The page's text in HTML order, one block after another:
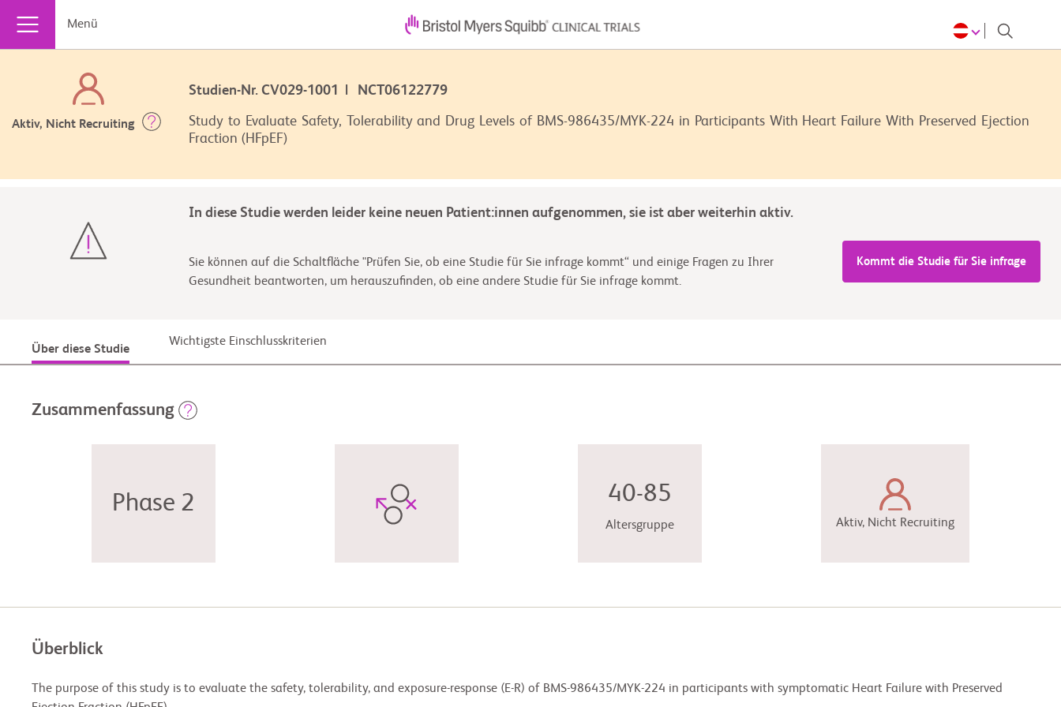
Menü
Aktiv, Nicht Recruiting
Studien-Nr. CV029-1001 | NCT06122779
Study to Evaluate Safety, Tolerability and Drug Levels of BMS-986435/MYK-224 in Participants With Heart Failure With Preserved Ejection
Fraction (HFpEF)
In diese Studie werden leider keine neuen Patient:innen aufgenommen, sie ist aber weiterhin aktiv.
Sie können auf die Schaltfläche "Prüfen Sie, ob eine Studie für Sie infrage kommt“ und einige Fragen zu Ihrer
Gesundheit beantworten, um herauszufinden, ob eine andere Studie für Sie infrage kommt.
Kommt die Studie für Sie infrage
Über diese Studie
Wichtigste Einschlusskriterien
Zusammenfassung
Phase 2 40-85
Altersgruppe Aktiv, Nicht Recruiting
Überblick
The purpose of this study is to evaluate the safety, tolerability, and exposure-response (E-R) of BMS-986435/MYK-224 in participants with symptomatic Heart Failure with Preserved